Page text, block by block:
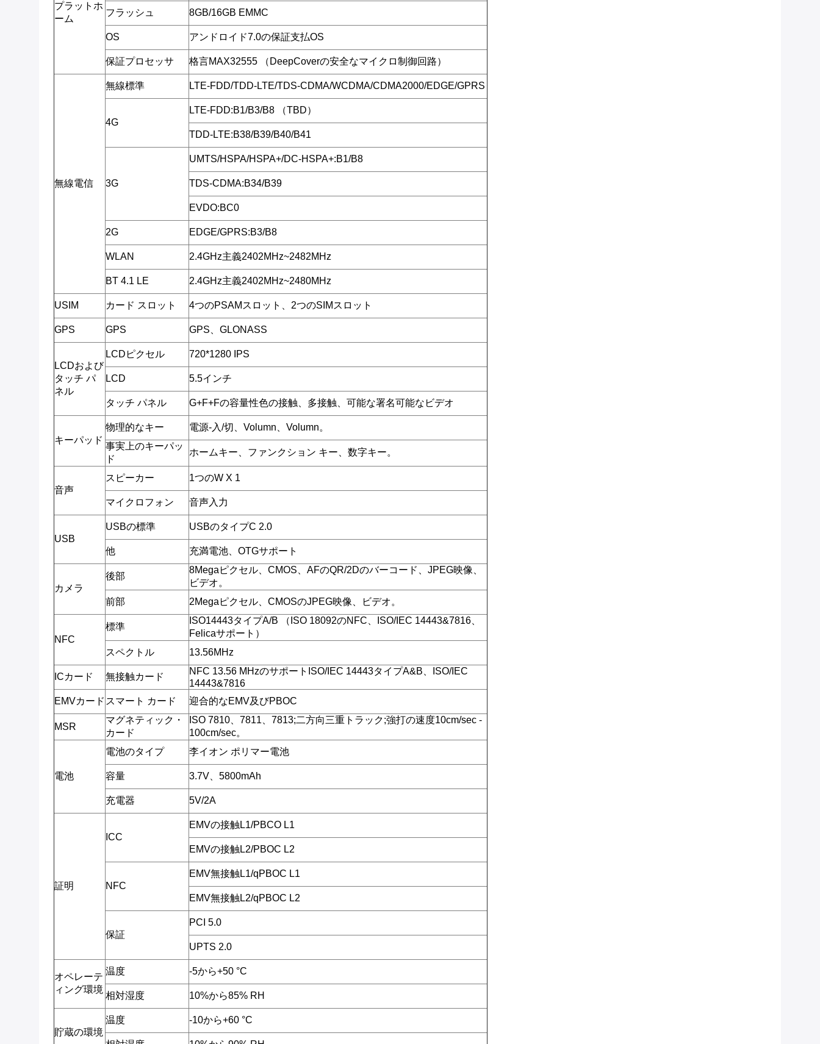
プラットホ
ーム
フラッシュ 8GB/16GB EMMC
OS アンドロイド7.0の保証支払OS
保証プロセッサ 格言MAX32555 （DeepCoverの安全なマイクロ制御回路）
無線電信
無線標準 LTE-FDD/TDD-LTE/TDS-CDMA/WCDMA/CDMA2000/EDGE/GPRS
4G
LTE-FDD:B1/B3/B8 （TBD）
TDD-LTE:B38/B39/B40/B41
3G
UMTS/HSPA/HSPA+/DC-HSPA+:B1/B8
TDS-CDMA:B34/B39
EVDO:BC0
2G EDGE/GPRS:B3/B8
WLAN 2.4GHz主義2402MHz~2482MHz
BT 4.1 LE 2.4GHz主義2402MHz~2480MHz
USIM カード スロット 4つのPSAMスロット、2つのSIMスロット
GPS GPS GPS、GLONASS
LCDおよび
タッチ パ
ネル
LCDピクセル 720*1280 IPS
LCD 5.5インチ
タッチ パネル G+F+Fの容量性色の接触、多接触、可能な署名可能なビデオ
キーパッド
物理的なキー
電源-入/切、Volumn、Volumn。
事実上のキーパッ
ド
ホームキー、ファンクション キー、数字キー。
音声
スピーカー 1つのW X 1
マイクロフォン 音声入力
USB
USBの標準 USBのタイプC 2.0
他 充満電池、OTGサポート
カメラ
後部
8Megaピクセル、CMOS、AFのQR/2Dのバーコード、JPEG映像、
ビデオ。
前部
2Megaピクセル、CMOSのJPEG映像、ビデオ。
NFC
標準
ISO14443タイプA/B （ISO 18092のNFC、ISO/IEC 14443&7816、
Felicaサポート）
スペクトル
13.56MHz
ICカード 無接触カード
NFC 13.56 MHzのサポートISO/IEC 14443タイプA&B、ISO/IEC
14443&7816
EMVカード スマート カード 迎合的なEMV及びPBOC
MSR
マグネティック・
カード
ISO 7810、7811、7813;二方向三重トラック;強打の速度10cm/sec -
100cm/sec。
電池
電池のタイプ 李イオン ポリマー電池
容量 3.7V、5800mAh
充電器 5V/2A
証明
ICC
EMVの接触L1/PBCO L1
EMVの接触L2/PBOC L2
NFC
EMV無接触L1/qPBOC L1
EMV無接触L2/qPBOC L2
保証
PCI 5.0
UPTS 2.0
オペレーテ
ィング環境
温度 -5から+50 °C
相対湿度 10%から85% RH
貯蔵の環境
温度 -10から+60 °C